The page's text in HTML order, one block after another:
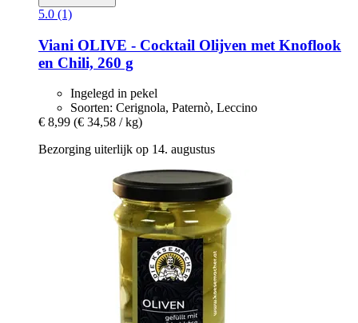
5.0 (1)
Viani OLIVE -​ Cocktail Olijven met Knoflook
en Chili, 260 g
Ingelegd in pekel
Soorten: Cerignola, Paternò, Leccino
€ 8,99 (€ 34,58 / kg)
Bezorging uiterlijk op 14. augustus